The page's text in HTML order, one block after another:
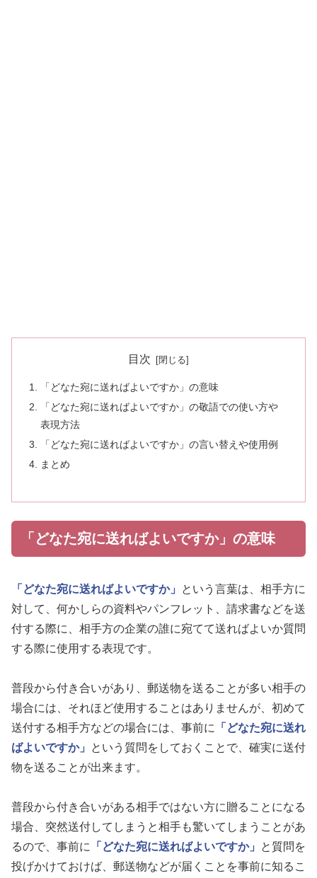
目次
「どなた宛に送ればよいですか」の意味
「どなた宛に送ればよいですか」の敬語での使い方や
表現方法
「どなた宛に送ればよいですか」の言い替えや使用例
まとめ
「どなた宛に送ればよいですか」の意味
「どなた宛に送ればよいですか」
という言葉は、相手方に
対して、何かしらの資料やパンフレット、請求書などを送
付する際に、相手方の企業の誰に宛てて送ればよいか質問
する際に使用する表現です。
普段から付き合いがあり、郵送物を送ることが多い相手の
場合には、それほど使用することはありませんが、初めて
送付する相手方などの場合には、事前に
「どなた宛に送れ
ばよいですか」
という質問をしておくことで、確実に送付
物を送ることが出来ます。
普段から付き合いがある相手ではない方に贈ることになる
場合、突然送付してしまうと相手も驚いてしまうことがあ
るので、事前に
「どなた宛に送ればよいですか」
と質問を
投げかけておけば、郵送物などが届くことを事前に知るこ